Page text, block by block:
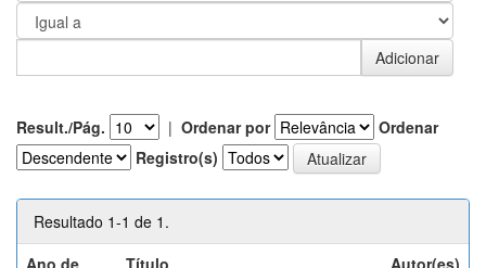
Result./Pág. | Ordenar por
Ordenar
Registro(s)
Resultado 1-1 de 1.
Ano de
Título Autor(es)